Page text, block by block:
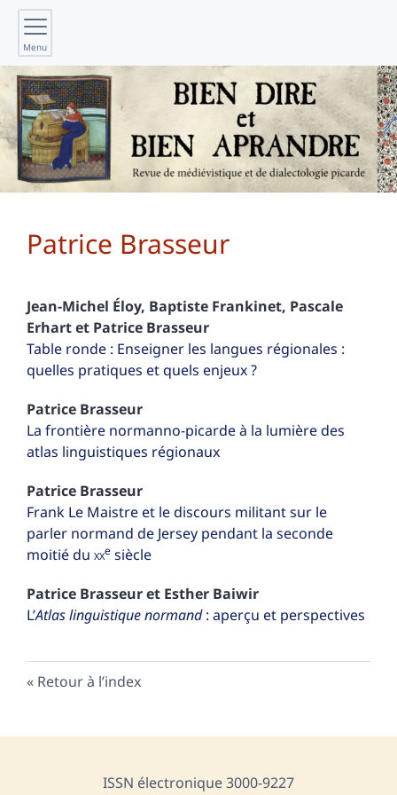
Menu
Patrice Brasseur
Jean-Michel Éloy, Baptiste Frankinet, Pascale
Erhartet Patrice Brasseur
Table ronde : Enseigner les langues régionales :
quelles pratiques et quels enjeux ?
Patrice Brasseur
La frontière normanno-picarde à la lumière des
atlas linguistiques régionaux
Patrice Brasseur
Frank Le Maistre et le discours militant sur le
parler normand de Jersey pendant la seconde
moitié du xxe siècle
Patrice Brasseuret Esther Baiwir
L’Atlas linguistique normand: aperçu et perspectives
Retour à l’index
ISSN électronique 3000-9227